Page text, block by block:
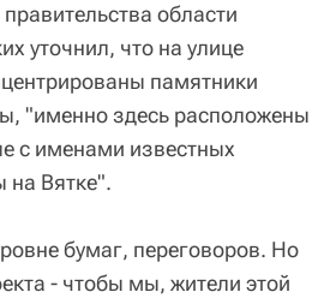
области
уточнил, что на улице
памятники
"именно здесь расположены
с именами известных
на Вятке".
бумаг, переговоров. Но
- чтобы мы, жители этой